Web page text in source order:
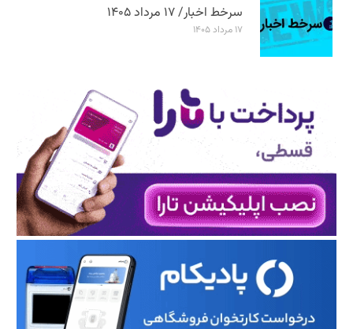
سرخط اخبار/ ۱۷ مرداد ۱۴۰۵
۱۷ مرداد ۱۴۰۵